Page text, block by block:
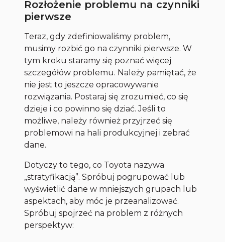
Rozłożenie problemu na czynniki
pierwsze
Teraz, gdy zdefiniowaliśmy problem,
musimy rozbić go na czynniki pierwsze. W
tym kroku staramy się poznać więcej
szczegółów problemu. Należy pamiętać, że
nie jest to jeszcze opracowywanie
rozwiązania. Postaraj się zrozumieć, co się
dzieje i co powinno się dziać. Jeśli to
możliwe, należy również przyjrzeć się
problemowi na hali produkcyjnej i zebrać
dane.
Dotyczy to tego, co Toyota nazywa
„stratyfikacją”. Spróbuj pogrupować lub
wyświetlić dane w mniejszych grupach lub
aspektach, aby móc je przeanalizować.
Spróbuj spojrzeć na problem z różnych
perspektyw: